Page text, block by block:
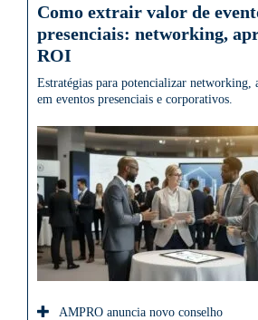
Como extrair valor de
presenciais: networking,
ROI
Estratégias para potencializar networking,
em eventos presenciais e corporativos.
AMPRO anuncia novo conselho